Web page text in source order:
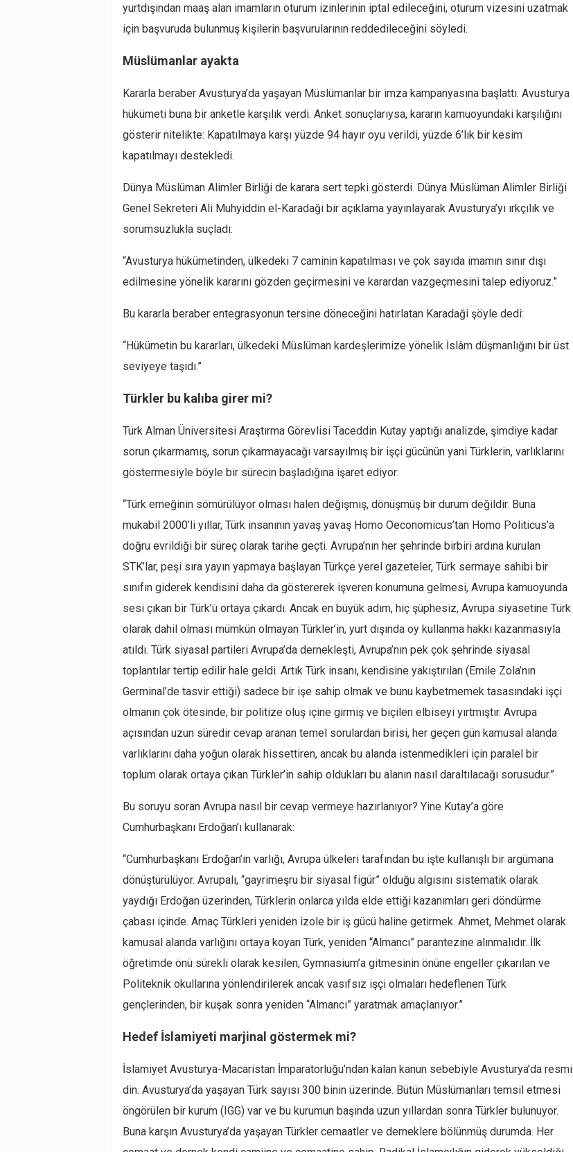
yurtdışından maaş alan imamların oturum izinlerinin iptal edileceğini, oturum vizesini uzatmak
için başvuruda bulunmuş kişilerin başvurularının reddedileceğini söyledi.
Müslümanlar ayakta
Kararla beraber Avusturya’da yaşayan Müslümanlar bir imza kampanyasına başlattı. Avusturya
hükümeti buna bir anketle karşılık verdi. Anket sonuçlarıysa, kararın kamuoyundaki karşılığını
gösterir nitelikte: Kapatılmaya karşı yüzde 94 hayır oyu verildi, yüzde 6’lık bir kesim
kapatılmayı destekledi.
Dünya Müslüman Alimler Birliği de karara sert tepki gösterdi. Dünya Müslüman Alimler Birliği
Genel Sekreteri Ali Muhyiddin el-Karadaği bir açıklama yayınlayarak Avusturya’yı ırkçılık ve
sorumsuzlukla suçladı:
“Avusturya hükümetinden, ülkedeki 7 caminin kapatılması ve çok sayıda imamın sınır dışı
edilmesine yönelik kararını gözden geçirmesini ve karardan vazgeçmesini talep ediyoruz.”
Bu kararla beraber entegrasyonun tersine döneceğini hatırlatan Karadaği şöyle dedi:
“Hükümetin bu kararları, ülkedeki Müslüman kardeşlerimize yönelik İslâm düşmanlığını bir üst
seviyeye taşıdı.”
Türkler bu kalıba girer mi?
Türk Alman Üniversitesi Araştırma Görevlisi Taceddin Kutay yaptığı analizde, şimdiye kadar
sorun çıkarmamış, sorun çıkarmayacağı varsayılmış bir işçi gücünün yani Türklerin, varlıklarını
göstermesiyle böyle bir sürecin başladığına işaret ediyor:
“Türk emeğinin sömürülüyor olması halen değişmiş, dönüşmüş bir durum değildir. Buna
mukabil 2000’li yıllar, Türk insanının yavaş yavaş Homo Oeconomicus’tan Homo Politicus’a
doğru evrildiği bir süreç olarak tarihe geçti. Avrupa’nın her şehrinde birbiri ardına kurulan
STK’lar, peşi sıra yayın yapmaya başlayan Türkçe yerel gazeteler, Türk sermaye sahibi bir
sınıfın giderek kendisini daha da göstererek işveren konumuna gelmesi, Avrupa kamuoyunda
sesi çıkan bir Türk’ü ortaya çıkardı. Ancak en büyük adım, hiç şüphesiz, Avrupa siyasetine Türk
olarak dahil olması mümkün olmayan Türkler’in, yurt dışında oy kullanma hakkı kazanmasıyla
atıldı. Türk siyasal partileri Avrupa’da dernekleşti, Avrupa’nın pek çok şehrinde siyasal
toplantılar tertip edilir hale geldi. Artık Türk insanı, kendisine yakıştırılan (Emile Zola’nın
Germinal’de tasvir ettiği) sadece bir işe sahip olmak ve bunu kaybetmemek tasasındaki işçi
olmanın çok ötesinde, bir politize oluş içine girmiş ve biçilen elbiseyi yırtmıştır. Avrupa
açısından uzun süredir cevap aranan temel sorulardan birisi, her geçen gün kamusal alanda
varlıklarını daha yoğun olarak hissettiren, ancak bu alanda istenmedikleri için paralel bir
toplum olarak ortaya çıkan Türkler’in sahip oldukları bu alanın nasıl daraltılacağı sorusudur.”
Bu soruyu soran Avrupa nasıl bir cevap vermeye hazırlanıyor? Yine Kutay’a göre
Cumhurbaşkanı Erdoğan’ı kullanarak:
“Cumhurbaşkanı Erdoğan’ın varlığı, Avrupa ülkeleri tarafından bu işte kullanışlı bir argümana
dönüştürülüyor. Avrupalı, “gayrimeşru bir siyasal figür” olduğu algısını sistematik olarak
yaydığı Erdoğan üzerinden, Türklerin onlarca yılda elde ettiği kazanımları geri döndürme
çabası içinde. Amaç Türkleri yeniden izole bir iş gücü haline getirmek. Ahmet, Mehmet olarak
kamusal alanda varlığını ortaya koyan Türk, yeniden “Almancı” parantezine alınmalıdır. İlk
öğretimde önü sürekli olarak kesilen, Gymnasium’a gitmesinin önüne engeller çıkarılan ve
Politeknik okullarına yönlendirilerek ancak vasıfsız işçi olmaları hedeflenen Türk
gençlerinden, bir kuşak sonra yeniden “Almancı” yaratmak amaçlanıyor.”
Hedef İslamiyeti marjinal göstermek mi?
İslamiyet Avusturya-Macaristan İmparatorluğu’ndan kalan kanun sebebiyle Avusturya’da resmi
din. Avusturya’da yaşayan Türk sayısı 300 binin üzerinde. Bütün Müslümanları temsil etmesi
öngörülen bir kurum (IGG) var ve bu kurumun başında uzun yıllardan sonra Türkler bulunuyor.
Buna karşın Avusturya’da yaşayan Türkler cemaatler ve derneklere bölünmüş durumda. Her